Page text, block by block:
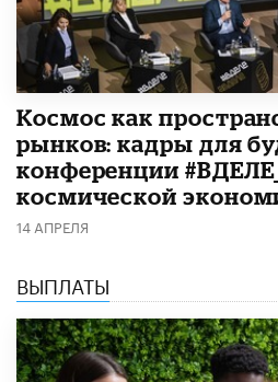
Космос как
рынков: кадры для
конференции
космической
14 АПРЕЛЯ
ВЫПЛАТЫ